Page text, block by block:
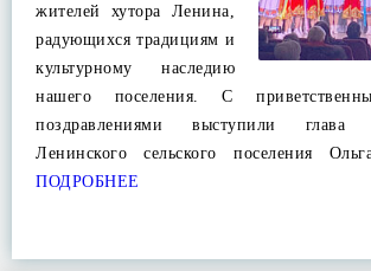
жителей хутора Ленина,
радующихся традициям и
культурному наследию
нашего поселения. С
поздравлениями выступили глава
Ленинского сельского поселения
ПОДРОБНЕЕ